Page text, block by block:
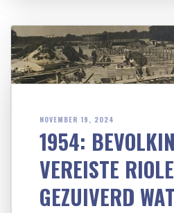
NOVEMBER 19, 2024
1954:
VEREISTE
GEZUIVERD